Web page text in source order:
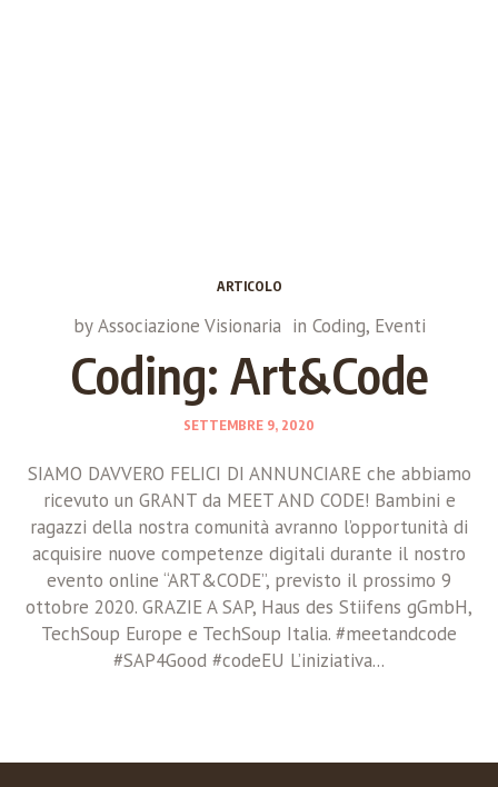
ARTICOLO
byAssociazione Visionaria in Coding, Eventi
Coding: Art&Code
SETTEMBRE 9, 2020
SIAMO DAVVERO FELICI DI ANNUNCIARE che abbiamo
ricevuto un GRANT da MEET AND CODE! Bambini e
ragazzi della nostra comunità avranno l’opportunità di
acquisire nuove competenze digitali durante il nostro
evento online “ART&CODE”, previsto il prossimo 9
ottobre 2020. GRAZIE A SAP, Haus des Stiifens gGmbH,
TechSoup Europe e TechSoup Italia. #meetandcode
#SAP4Good #codeEU L’iniziativa...